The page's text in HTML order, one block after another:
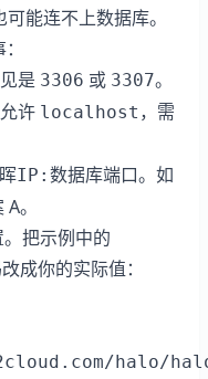
能连不上数据库。
是 3306 或 3307。
许 localhost ，需
IP:数据库端口。如
。
把示例中的
成你的实际值：
halo/